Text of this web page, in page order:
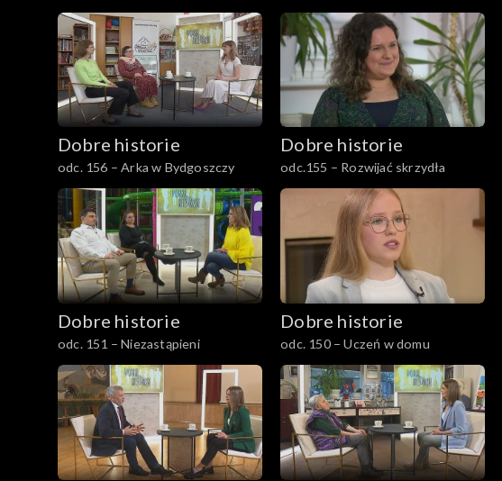
Kościele
podstawa
Dobre historie
odc. 156 – Arka w Bydgoszczy
Dobre historie
odc.155 – Rozwijać skrzydła
Dobre historie
odc. 151 – Niezastąpieni
Dobre historie
odc. 150 – Uczeń w domu